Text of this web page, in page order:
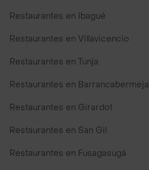
Restaurantes en Ibagué
Restaurantes en Villavicencio
Restaurantes en Tunja
Restaurantes en Barrancabermeja
Restaurantes en Girardot
Restaurantes en San Gil
Restaurantes en Fusagasugá